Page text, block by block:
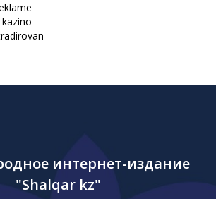
интернет-издание
"Shalqar kz"